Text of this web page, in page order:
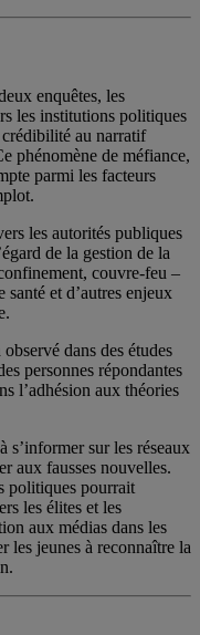
enquêtes, les
les institutions politiques
crédibilité au narratif
phénomène de méfiance,
parmi les facteurs
les autorités publiques
de la gestion de la
couvre-feu –
et d’autres enjeux
dans des études
personnes répondantes
l’adhésion aux théories
s’informer sur les réseaux
aux fausses nouvelles.
politiques pourrait
les élites et les
aux médias dans les
les jeunes à reconnaître la